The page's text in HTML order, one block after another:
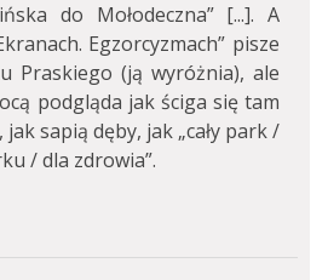
do Mołodeczna” [...]. A
Egzorcyzmach” pisze
Praskiego (ją wyróżnia), ale
podgląda jak ściga się tam
sapią dęby, jak „cały park /
/ dla zdrowia”.